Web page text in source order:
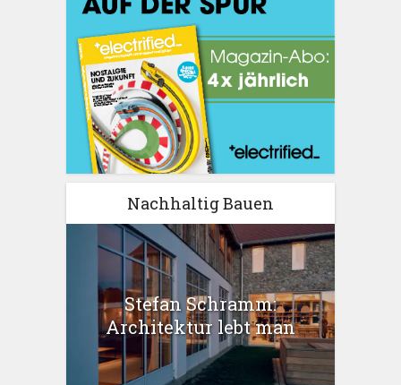
Nachhaltig Bauen
Stefan Schramm:
Architektur lebt man